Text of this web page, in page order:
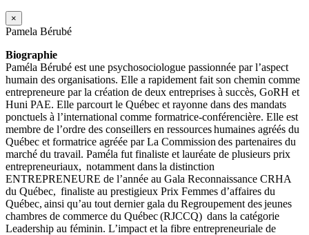
×
Pamela Bérubé
Biographie
Paméla Bérubé est une psychosociologue passionnée par l’aspect
humain des organisations. Elle a rapidement fait son chemin comme
entrepreneure par la création de deux entreprises à succès, GoRH et
Huni PAE. Elle parcourt le Québec et rayonne dans des mandats
ponctuels à l’international comme formatrice-conférencière. Elle est
membre de l’ordre des conseillers en ressources humaines agréés du
Québec et formatrice agréée par La Commission des partenaires du
marché du travail. Paméla fut finaliste et lauréate de plusieurs prix
entrepreneuriaux, notamment dans la distinction
ENTREPRENEURE de l’année au Gala Reconnaissance CRHA
du Québec, finaliste au prestigieux Prix Femmes d’affaires du
Québec, ainsi qu’au tout dernier gala du Regroupement des jeunes
chambres de commerce du Québec (RJCCQ) dans la catégorie
Leadership au féminin. L’impact et la fibre entrepreneuriale de